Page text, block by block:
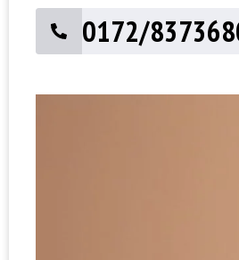
0172/